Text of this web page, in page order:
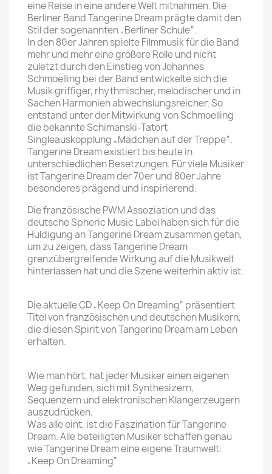
eine Reise in eine andere Welt mitnahmen. Die
Berliner Band Tangerine Dream prägte damit den
Stil der sogenannten „Berliner Schule“.
In den 80er Jahren spielte Filmmusik für die Band
mehr und mehr eine größere Rolle und nicht
zuletzt durch den Einstieg von Johannes
Schmoelling bei der Band entwickelte sich die
Musik griffiger, rhythmischer, melodischer und in
Sachen Harmonien abwechslungsreicher. So
entstand unter der Mitwirkung von Schmoelling
die bekannte Schimanski-Tatort
Singleauskopplung „Mädchen auf der Treppe“.
Tangerine Dream existiert bis heute in
unterschiedlichen Besetzungen. Für viele Musiker
ist Tangerine Dream der 70er und 80er Jahre
besonderes prägend und inspirierend.
Die französische PWM Assoziation und das
deutsche Spheric Music Label haben sich für die
Huldigung an Tangerine Dream zusammen getan,
um zu zeigen, dass Tangerine Dream
grenzübergreifende Wirkung auf die Musikwelt
hinterlassen hat und die Szene weiterhin aktiv ist.
Die aktuelle CD „Keep On Dreaming“ präsentiert
Titel von französischen und deutschen Musikern,
die diesen Spirit von Tangerine Dream am Leben
erhalten.
Wie man hört, hat jeder Musiker einen eigenen
Weg gefunden, sich mit Synthesizern,
Sequenzern und elektronischen Klangerzeugern
auszudrücken.
Was alle eint, ist die Faszination für Tangerine
Dream. Alle beteiligten Musiker schaffen genau
wie Tangerine Dream eine eigene Traumwelt:
„Keep On Dreaming“